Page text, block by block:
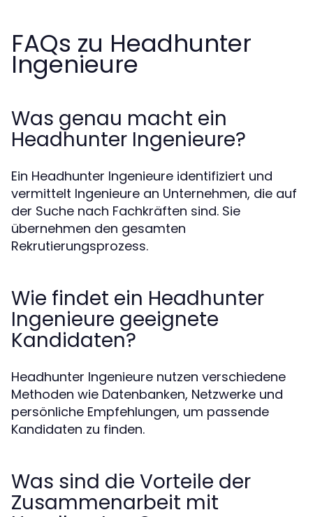
FAQs zu Headhunter
Ingenieure
Was genau macht ein
Headhunter Ingenieure?
Ein Headhunter Ingenieure identifiziert und
vermittelt Ingenieure an Unternehmen, die auf
der Suche nach Fachkräften sind. Sie
übernehmen den gesamten
Rekrutierungsprozess.
Wie findet ein Headhunter
Ingenieure geeignete
Kandidaten?
Headhunter Ingenieure nutzen verschiedene
Methoden wie Datenbanken, Netzwerke und
persönliche Empfehlungen, um passende
Kandidaten zu finden.
Was sind die Vorteile der
Zusammenarbeit mit